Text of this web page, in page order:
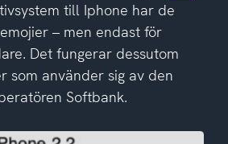
till Iphone har de
– men endast för
Det fungerar dessutom
som använder sig av den
Softbank.